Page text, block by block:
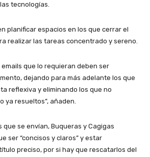
tecnologías.
planificar espacios en los que cerrar el
realizar las tareas concentrado y sereno.
emails que lo requieran deben ser
dejando para más adelante los que
reflexiva y eliminando los que no
ya resueltos”, añaden.
que se envían, Buqueras y Cagigas
ser “concisos y claros” y estar
preciso, por si hay que rescatarlos del